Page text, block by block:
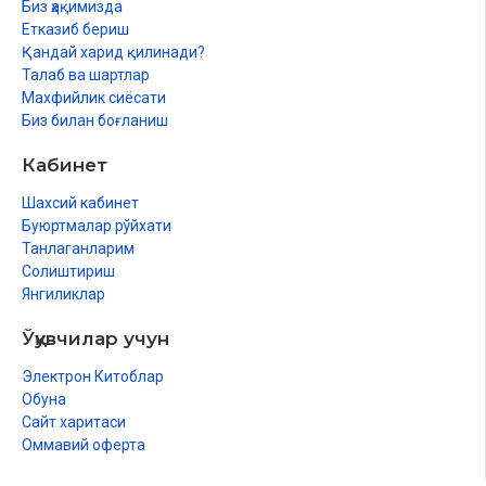
(зе) ҳарфи
(сод) ҳарфи
(фе) ҳарфи
Ташдид
(зо) ҳарфи
(ғайн) ҳарфи
(нун) ҳарфи
Ғунна
Танвин
Биз ҳақимизда
Етказиб бериш
Қандай харид қилинади?
Талаб ва шартлар
Махфийлик сиёсати
Биз билан боғланиш
Кабинет
Шахсий кабинет
Буюртмалар рўйхати
Танлаганларим
Солиштириш
Янгиликлар
Ўқувчилар учун
Электрон Китоблар
Обуна
Сайт харитаси
Оммавий оферта